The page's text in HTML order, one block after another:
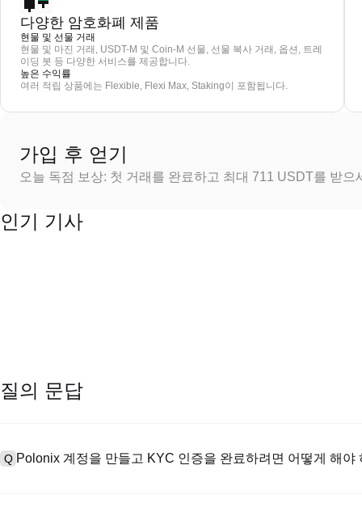
다양한 암호화폐 제품
현물 및 선물 거래
현물 및 마진 거래, USDT-M 및 Coin-M 선물, 선물 복사 거래, 옵션, 트레
이딩 봇 등 다양한 서비스를 제공합니다.
높은 수익률
여러 적립 상품에는 Flexible, Flexi Max, Staking이 포함됩니다.
가입 후 얻기
오늘 독점 보상: 첫 거래를 완료하고 최대 711 USDT를 받으
인기 기사
질의 문답
Q Polonix 계정을 만들고 KYC 인증을 완료하려면 어떻게 해야